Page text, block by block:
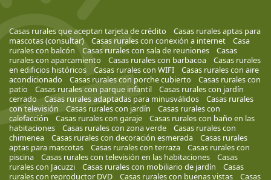
Casas rurales que aceptan tarjeta de crédito
Casas rurales aptas para
mascotas (consultar)
Casas rurales con conexión a internet
Casa
rurales con balcón
Casas rurales con sala de reuniones
Casas
rurales con aparcamiento
Casas rurales con barbacoa
Casas rurales
en edificios históricos
Casas rurales con WIFI
Casas rurales con aire
acondicionado
Casas rurales con porche cubierto
Casas rurales con
patio
Casas rurales con parque infantil
Casas rurales con jardín
cerrado
Casas rurales adaptadas para minusválidos
Casas rurales
con televisión
Casas rurales con jardín
Casas rurales con
calefacción
Casas rurales con garaje
Casas rurales con baño en las
habitaciones
Casas rurales con zona verde
Casas rurales con
chimenea
Casas rurales con decoración esmerada
Casas rurales
aptas para mascotas
Casas rurales con terraza
Casas rurales con
piscina
Casas rurales con televisión en las habitaciones
Casas
rurales con Jacuzzi
Casas rurales con mobiliario de jardín
Casas
rurales con reproductor DVD
Casas rurales con buenas vistas
Casas